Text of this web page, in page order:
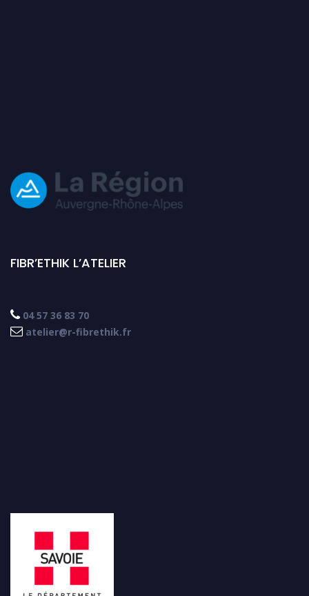
FIBR’ETHIK L’ATELIER
 04 57 36 83 70
 atelier@r-fibrethik.fr